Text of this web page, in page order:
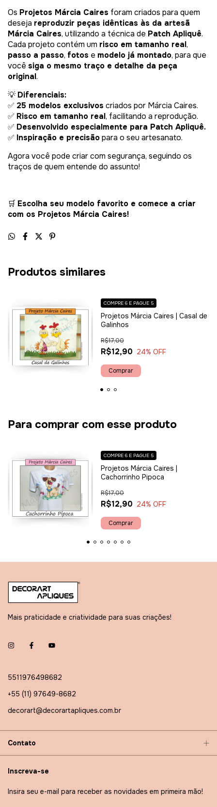
Os Projetos Márcia Caires foram criados para quem
deseja reproduzir peças idênticas às da artesã
Márcia Caires, utilizando a técnica de Patch Apliquê.
Cada projeto contém um risco em tamanho real,
passo a passo, fotos e modelo já montado, para que
você siga o mesmo traço e detalhe da peça
original.
💡 Diferenciais:
✅ 25 modelos exclusivos criados por Márcia Caires.
✅ Risco em tamanho real, facilitando a reprodução.
✅ Desenvolvido especialmente para Patch Apliquê.
✅ Inspiração e precisãopara o seu artesanato.
Agora você pode criar com segurança, seguindo os
traços de quem entende do assunto!
🛒 Escolha seu modelo favorito e comece a criar
com os Projetos Márcia Caires!
Produtos similares
Projetos Márcia Caires | Casal de
Galinhos
R$12,90
R$17,00
24% OFF
COMPRE 6 E PAGUE 5
Para comprar com esse produto
Projetos Márcia Caires |
Cachorrinho Pipoca
R$12,90
R$17,00
24% OFF
COMPRE 6 E PAGUE 5
Mais praticidade e criatividade para suas criações!
5511976498682
+55 (11) 97649-8682
decorart@decorartapliques.com.br
Contato
Inscreva-se
Insira seu e-mail para receber as novidades em primeira mão!